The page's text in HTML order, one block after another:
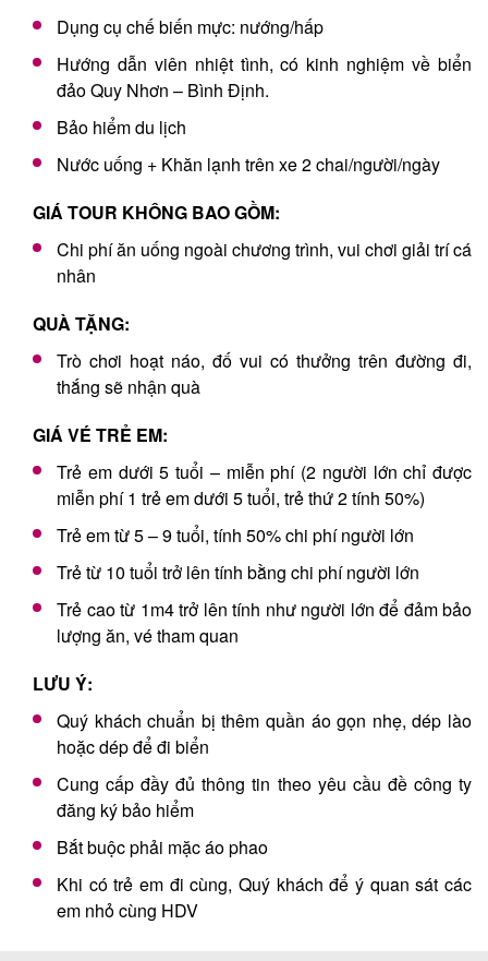
Dụng cụ chế biến mực: nướng/hấp
Hướng dẫn viên nhiệt tình, có kinh nghiệm về biển
đảo Quy Nhơn – Bình Định.
Bảo hiểm du lịch
Nước uống + Khăn lạnh trên xe 2 chai/người/ngày
GIÁ TOUR KHÔNG BAO GỒM:
Chi phí ăn uống ngoài chương trình, vui chơi giải trí cá
nhân
QUÀ TẶNG:
Trò chơi hoạt náo, đố vui có thưởng trên đường đi,
thắng sẽ nhận quà
GIÁ VÉ TRẺ EM:
Trẻ em dưới 5 tuổi – miễn phí (2 người lớn chỉ được
miễn phí 1 trẻ em dưới 5 tuổi, trẻ thứ 2 tính 50%)
Trẻ em từ 5 – 9 tuổi, tính 50% chi phí người lớn
Trẻ từ 10 tuổi trở lên tính bằng chi phí người lớn
Trẻ cao từ 1m4 trở lên tính như người lớn để đảm bảo
lượng ăn, vé tham quan
LƯU Ý:
Quý khách chuẩn bị thêm quần áo gọn nhẹ, dép lào
hoặc dép để đi biển
Cung cấp đầy đủ thông tin theo yêu cầu đề công ty
đăng ký bảo hiểm
Bắt buộc phải mặc áo phao
Khi có trẻ em đi cùng, Quý khách để ý quan sát các
em nhỏ cùng HDV